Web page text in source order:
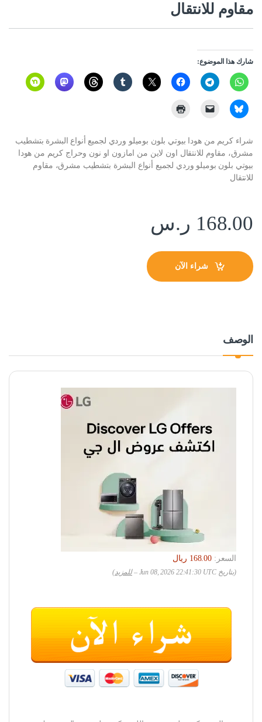
مقاوم للانتقال
شارك هذا الموضوع:
شراء كريم من هودا بيوتي بلون بوميلو وردي لجميع أنواع البشرة بتشطيب
مشرق، مقاوم للانتقال اون لاين من امازون او نون وحراج كريم من هودا
بيوتي بلون بوميلو وردي لجميع أنواع البشرة بتشطيب مشرق، مقاوم
للانتقال
168.00 ر.س
شراء الآن
الوصف
السعر:
‏168.00 ريال
(بتاريخ Jun 08, 2026 22:41:30 UTC – للمزيد)